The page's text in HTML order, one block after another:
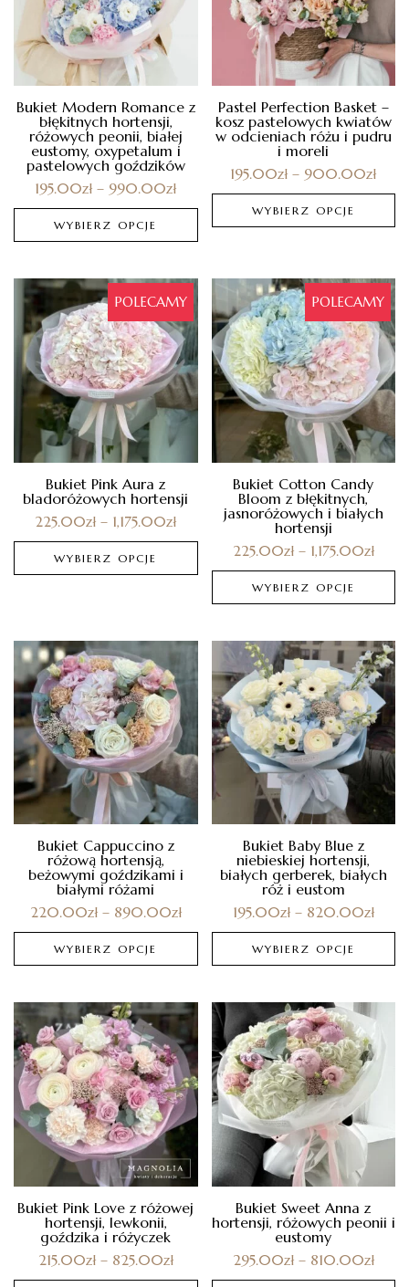
Bukiet Modern Romance z
błękitnych hortensji,
różowych peonii, białej
eustomy, oxypetalum i
pastelowych goździków
195.00zł – 990.00zł
WYBIERZ OPCJE
Pastel Perfection Basket –
kosz pastelowych kwiatów
w odcieniach różu i pudru
i moreli
195.00zł – 900.00zł
WYBIERZ OPCJE
POLECAMY
Bukiet Pink Aura z
bladoróżowych hortensji
225.00zł – 1,175.00zł
WYBIERZ OPCJE
POLECAMY
Bukiet Cotton Candy
Bloom z błękitnych,
jasnoróżowych i białych
hortensji
225.00zł– 1,175.00zł
WYBIERZ OPCJE
Bukiet Cappuccino z
różową hortensją,
beżowymi goździkami i
białymi różami
220.00zł– 890.00zł
WYBIERZ OPCJE
Bukiet Baby Blue z
niebieskiej hortensji,
białych gerberek, białych
róż i eustom
195.00zł– 820.00zł
WYBIERZ OPCJE
Bukiet Pink Love z różowej
hortensji, lewkonii,
goździka i różyczek
215.00zł– 825.00zł
Bukiet Sweet Anna z
hortensji, różowych peonii i
eustomy
295.00zł– 810.00zł